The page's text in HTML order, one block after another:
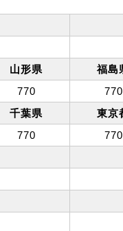
山形県
福島
770 770
千葉県 東京
770 770